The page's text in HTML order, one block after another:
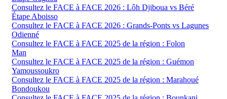
Consultez le FACE à FACE 2026 : Lôh Djiboua vs Béré
Étape Aboisso
Consultez le FACE à FACE 2026 : Grands-Ponts vs Lagunes
Odienné
Consultez le FACE à FACE 2025 de la région : Folon
Man
Consultez le FACE à FACE 2025 de la région : Guémon
Yamoussoukro
Consultez le FACE à FACE 2025 de la région : Marahoué
Bondoukou